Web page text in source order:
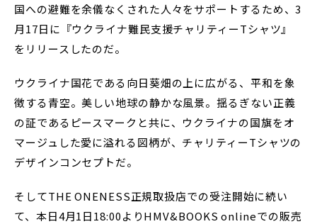
国への避難を余儀なくされた人々をサポートするため、3
月17日に『ウクライナ難民支援チャリティーTシャツ』
をリリースしたのだ。
ウクライナ国花である向日葵畑の上に広がる、平和を象
徴する青空。美しい地球の静かな風景。揺るぎない正義
の証であるピースマークと共に、ウクライナの国旗をオ
マージュした愛に溢れる図柄が、チャリティーTシャツの
デザインコンセプトだ。
そしてTHE ONENESS正規取扱店での受注開始に続い
て、本日4月1日18:00よりHMV&BOOKS onlineでの販売